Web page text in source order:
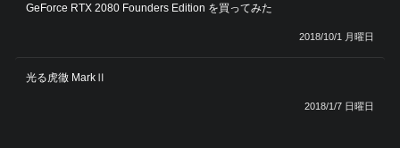
GeForce RTX 2080 Founders Edition を買ってみた
2018/10/1 月曜日
光る虎徹 MarkⅡ
2018/1/7 日曜日